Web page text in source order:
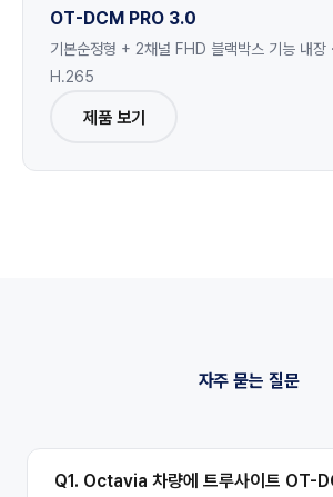
OT-DCM PRO 3.0
기본순정형 + 2채널 FHD 블랙박스 기능 내장
H.265
제품 보기
자주 묻는 질문
Q1. Octavia 차량에 트루사이트 OT-